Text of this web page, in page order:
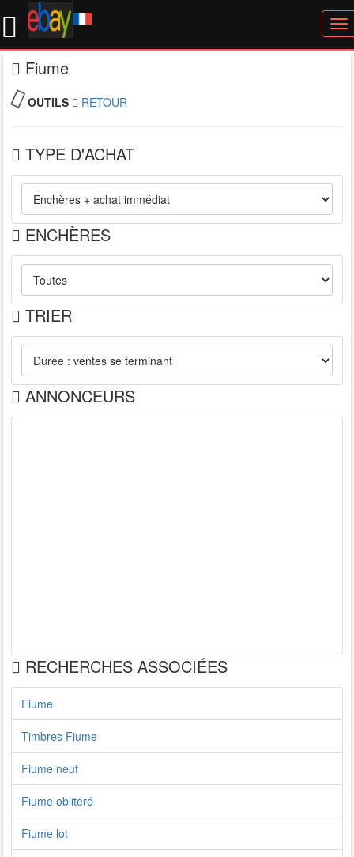
Fiume
OUTILS RETOUR
TYPE D'ACHAT
ENCHÈRES
TRIER
ANNONCEURS
RECHERCHES ASSOCIÉES
Fiume
Timbres Fiume
Fiume neuf
Fiume oblitéré
Fiume lot